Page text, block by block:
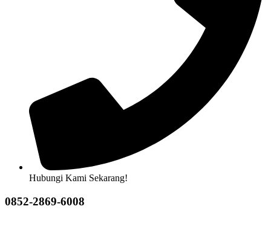
Hubungi Kami Sekarang!
0852-2869-6008